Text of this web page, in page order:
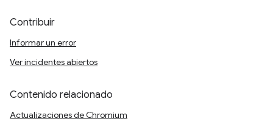
Contribuir
Informar un error
Ver incidentes abiertos
Contenido relacionado
Actualizaciones de Chromium